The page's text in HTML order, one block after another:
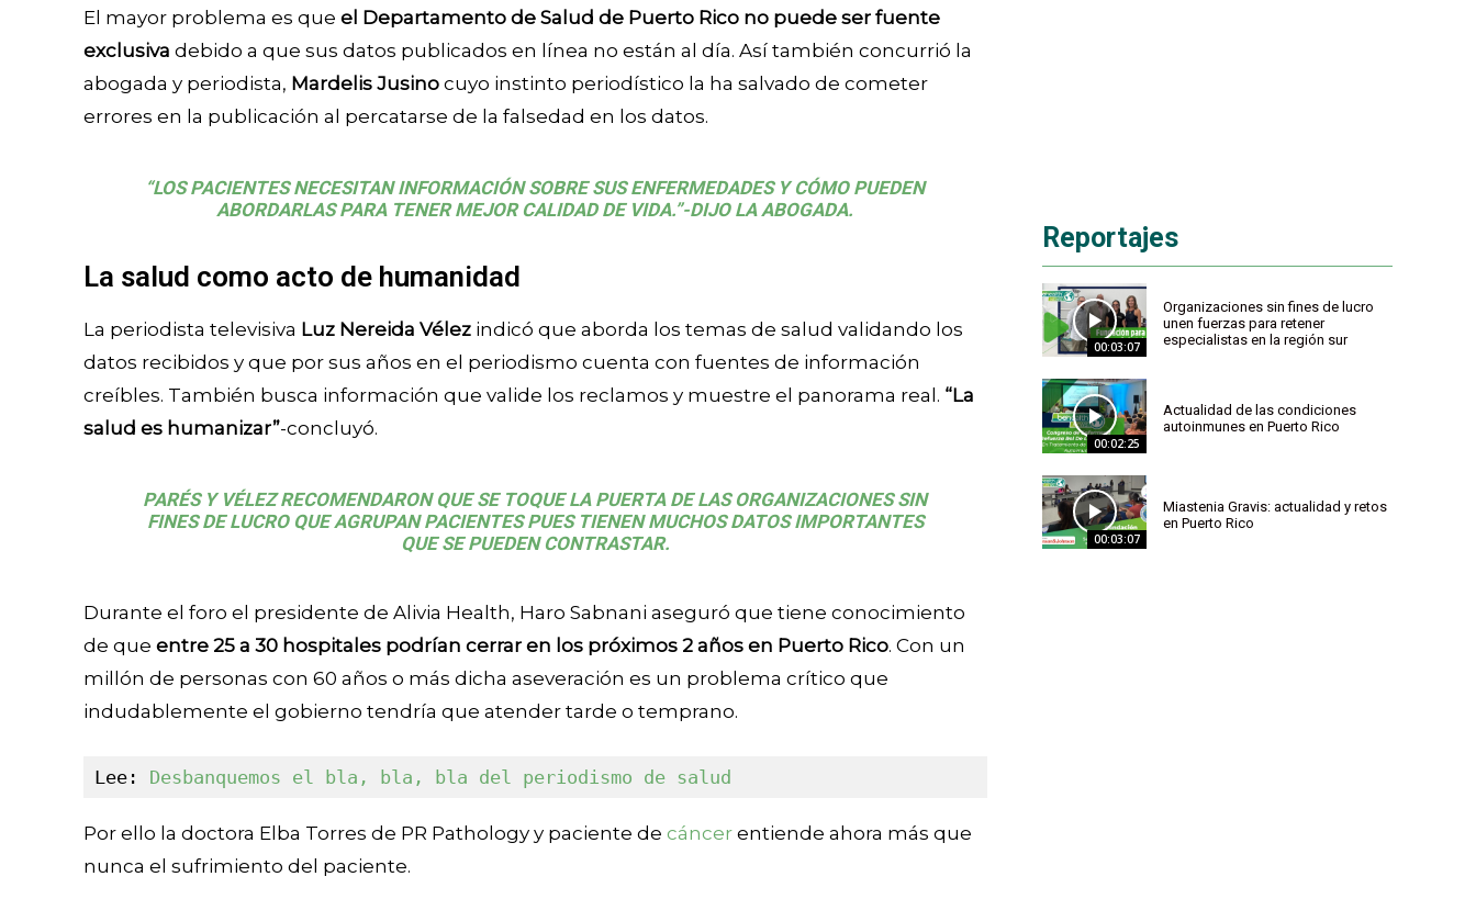
El mayor problema es que el Departamento de Salud de Puerto Rico no puede ser fuente
exclusiva debido a que sus datos publicados en línea no están al día. Así también concurrió la
abogada y periodista, Mardelis Jusino cuyo instinto periodístico la ha salvado de cometer
errores en la publicación al percatarse de la falsedad en los datos.
“LOS PACIENTES NECESITAN INFORMACIÓN SOBRE SUS ENFERMEDADES Y CÓMO PUEDEN
ABORDARLAS PARA TENER MEJOR CALIDAD DE VIDA.”-DIJO LA ABOGADA.
La salud como acto de humanidad
La periodista televisiva Luz Nereida Vélez indicó que aborda los temas de salud validando los
datos recibidos y que por sus años en el periodismo cuenta con fuentes de información
creíbles. También busca información que valide los reclamos y muestre el panorama real. “La
salud es humanizar”-concluyó.
PARÉS Y VÉLEZ RECOMENDARON QUE SE TOQUE LA PUERTA DE LAS ORGANIZACIONES SIN
FINES DE LUCRO QUE AGRUPAN PACIENTES PUES TIENEN MUCHOS DATOS IMPORTANTES
QUE SE PUEDEN CONTRASTAR.
Durante el foro el presidente de Alivia Health, Haro Sabnani aseguró que tiene conocimiento
de que entre 25 a 30 hospitales podrían cerrar en los próximos 2 años en Puerto Rico. Con un
millón de personas con 60 años o más dicha aseveración es un problema crítico que
indudablemente el gobierno tendría que atender tarde o temprano.
Lee: Desbanquemos el bla, bla, bla del periodismo de salud
Por ello la doctora Elba Torres de PR Pathology y paciente de cáncer entiende ahora más que
nunca el sufrimiento del paciente.
Reportajes
00:03:07
Organizaciones sin fines de lucro
unen fuerzas para retener
especialistas en la región sur
00:02:25
Actualidad de las condiciones
autoinmunes en Puerto Rico
00:03:07
Miastenia Gravis: actualidad y retos
en Puerto Rico